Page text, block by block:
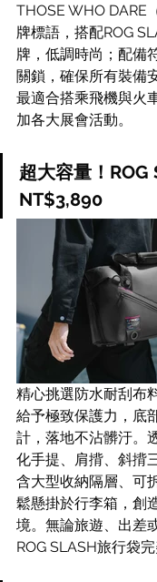
THOSE WHO DARE
牌標語，搭配ROG
牌，低調時尚；配備
關鎖，確保所有裝備
最適合搭乘飛機與火
加各大展會活動。
超大容量！ROG
NT$3,890
精心挑選防水耐刮布
給予極致保護力，底
計，落地不沾髒汙。
化手提、肩揹、斜揹
含大型收納隔層、可
鬆懸掛於行李箱，創
境。無論旅遊、出差
ROG SLASH旅行袋